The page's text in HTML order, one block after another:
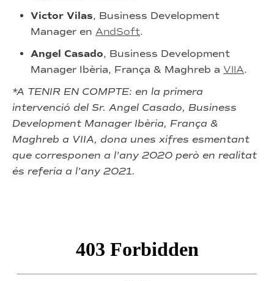
Victor Vilas, Business Development
Manager en AndSoft.
Angel Casado, Business Development
Manager Ibèria, França & Maghreb a VIIA.
*A TENIR EN COMPTE: en la primera
intervenció del Sr. Angel Casado, Business
Development Manager Ibèria, França &
Maghreb a VIIA, dona unes xifres esmentant
que corresponen a l’any 2020 però en realitat
és referia a l’any 2021.